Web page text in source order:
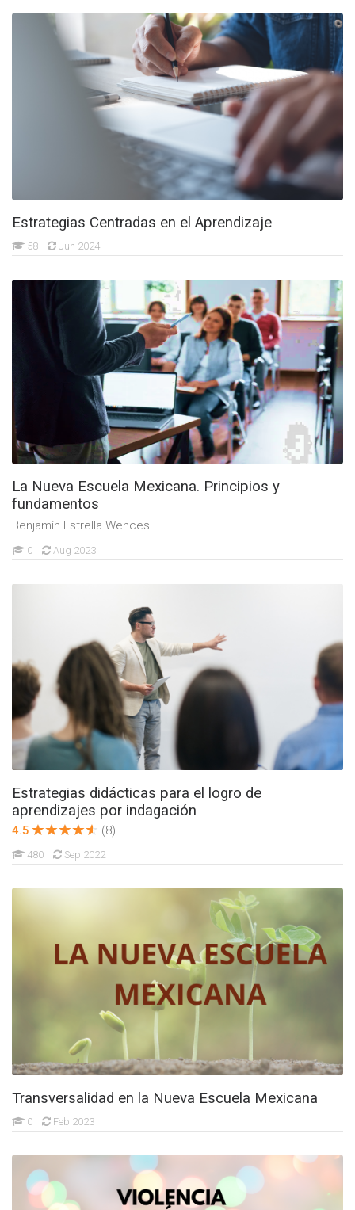
Estrategias Centradas en el Aprendizaje
58 Jun 2024
La Nueva Escuela Mexicana. Principios y
fundamentos
Benjamín Estrella Wences
0 Aug 2023
Estrategias didácticas para el logro de
aprendizajes por indagación
4.5 (8)
480 Sep 2022
Transversalidad en la Nueva Escuela Mexicana
0 Feb 2023